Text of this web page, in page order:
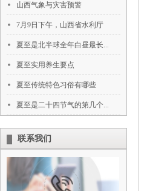
‌山西气象与灾害预警‌
7月9日下午，山西省水利厅
夏至是北半球全年白昼最长...
夏至实用养生要点
夏至传统特色习俗有哪些
夏至是二十四节气的第几个...
联系我们